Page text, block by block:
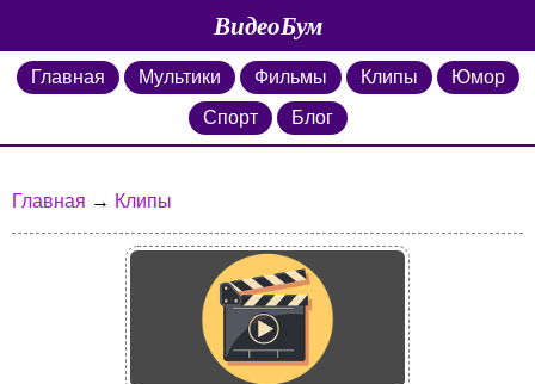
ВидеоБум
Главная Мультики Фильмы Клипы
Юмор
Спорт
Блог
Главная → Клипы